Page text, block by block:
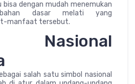
bisa dengan mudah menemukan
dasar melati yang
manfaat tersebut.
Nasional
salah satu simbol nasional